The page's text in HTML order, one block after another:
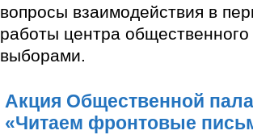
вопросы взаимодействия в
работы центра
выборами.
Акция Общественной
«Читаем фронтовые